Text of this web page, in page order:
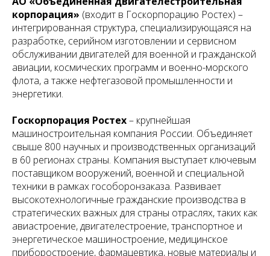
корпорация» (входит в Госкорпорацию Ростех) –
интегрированная структура, специализирующаяся на
разработке, серийном изготовлении и сервисном
обслуживании двигателей для военной и гражданской
авиации, космических программ и военно-морского
флота, а также нефтегазовой промышленности и
энергетики.
Госкорпорация Ростех– крупнейшая
машиностроительная компания России. Объединяет
свыше 800 научных и производственных организаций
в 60 регионах страны. Компания выступает ключевым
поставщиком вооружений, военной и специальной
техники в рамках гособоронзаказа. Развивает
высокотехнологичные гражданские производства в
стратегических важных для страны отраслях, таких как
авиастроение, двигателестроение, транспортное и
энергетическое машиностроение, медицинское
приборостроение, фармацевтика, новые материалы и